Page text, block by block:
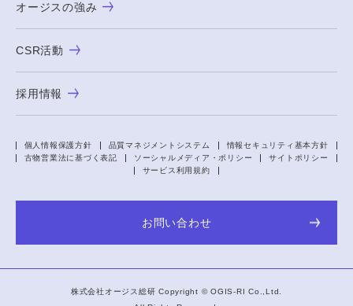
オージスの強み
CSR活動
採用情報
個人情報保護方針 品質マネジメントシステム
情報セキュリティ基本方針
古物営業法に基づく表記
ソーシャルメディア・ポリシー
サイトポリシー
サービス利用規約
お問い合わせ
株式会社オージス総研 Copyright ©OGIS-RI Co.,Ltd.